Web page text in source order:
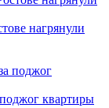
нагрянули
квартиры